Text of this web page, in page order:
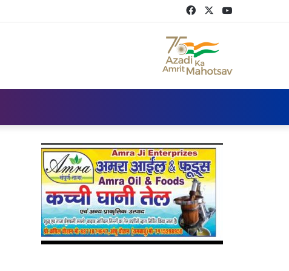
Twitter
Facebook